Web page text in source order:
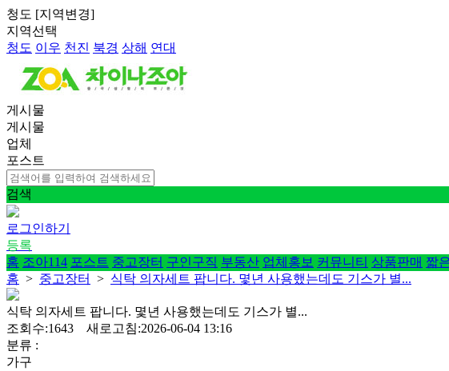
청도 [지역변경]
지역선택
청도 이우 천진 북경 상해 연대
게시물
게시물
업체
포스트
검색
로그인하기
등록
홈 조아114 포스트 중고장터 구인구직 부동산 업체홍보 커뮤니티 상품판매 짧
홈 > 중고장터 > 식탁 의자세트 팝니다. 몇년 사용했는데도 기스가 별...
식탁 의자세트 팝니다. 몇년 사용했는데도 기스가 별...
조회수:1643 새로고침:2026-06-04 13:16
분류 :
가구